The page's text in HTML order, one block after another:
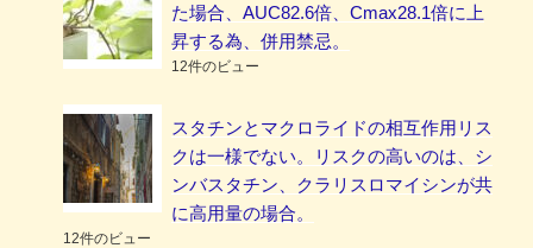
た場合、AUC82.6倍、Cmax28.1倍に上
昇する為、併用禁忌。
12件のビュー
スタチンとマクロライドの相互作用リス
クは一様でない。リスクの高いのは、シ
ンバスタチン、クラリスロマイシンが共
に高用量の場合。
12件のビュー